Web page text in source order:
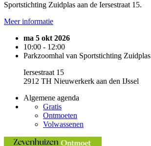
Sportstichting Zuidplas aan de Iersestraat 15.
Meer informatie
ma 5 okt 2026
10:00 - 12:00
Parkzoomhal van Sportstichting Zuidplas
Iersestraat 15
2912 TH Nieuwerkerk aan den IJssel
Algemene agenda
Gratis
Ontmoeten
Volwassenen